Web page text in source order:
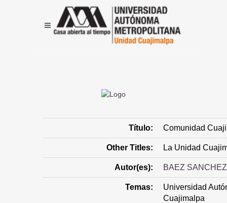
Título: Comunidad
Other Titles: La Unidad
Autor(es): BAEZ
Temas:
Universidad
Cuajimalpa